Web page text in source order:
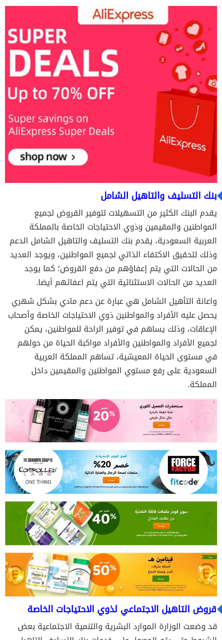
بنك التسليف والتاهيل الشامل
يقدم البنك الكثير من التسهيلات لتوفير القروض لجميع
المواطنين والمقيمين وذوي الاحتياجات الخاصة بالمملكة
العربية السعودية، يقدم بنك التسليف والتاهيل الشامل الدعم
وذلك لتحقيق الاكتفاء الذاتي لجميع المواطنين، ويوجد العديد
من الحالات التي يتم إعفاؤهم من دفع القروض؛ كما يوجد
العديد من الحالات الاستثنائية التي يتم اعفائهم أيضا.
واعانة التأهيل الشامل هي عبارة عن دعم مادي بشكل شهري
يحصل عليه الأفراد والمواطنين ذوي الاحتياجات الخاصة وأصحاب
الإعاقات، وذلك يساهم في توفير الراحة للمواطنين، يمكن
لجميع الأفراد والمواطنين والأفراد مواكبة الحياة من حولهم
في مستوى الحياة المعيشية، تساهم المملكة العربية
السعودية على رفع مستوي المواطنين والمقيمين داخل
المملكة.
قروض التاهيل الاجتماعي لذوي الاحتياجات الخاصة
قد وضعت الوزارة الموارد البشرية والتنمية الاجتماعية بعض